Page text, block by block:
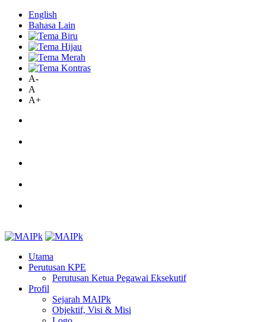
English
Bahasa Lain
A-
A
A+
Utama
Perutusan KPE
Perutusan Ketua Pegawai Eksekutif
Profil
Sejarah MAIPk
Objektif, Visi & Misi